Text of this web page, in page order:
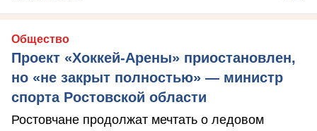
Общество
Проект «Хоккей-Арены» приостановлен,
но «не закрыт полностью» — министр
спорта Ростовской области
Ростовчане продолжат мечтать о ледовом